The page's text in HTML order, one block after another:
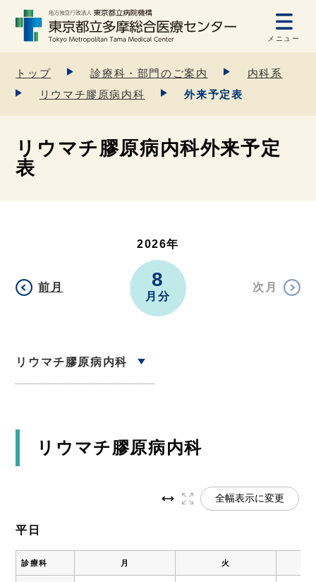
メニュー
トップ 診療科・部門のご案内
内科系
リウマチ膠原病内科
外来予定表
リウマチ膠原病内科外来予定
表
2026年
8
月分
前月 次月
リウマチ膠原病内科
リウマチ膠原病内科
全幅表示に変更
平日
診療科 月 火